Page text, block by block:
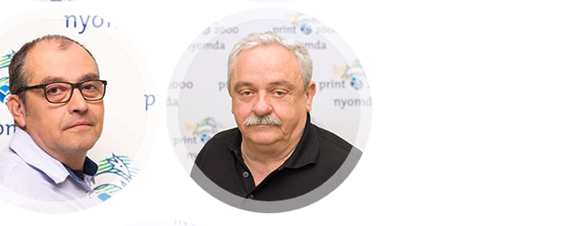
Faragó Tamás
kereskedelmi
ügyintéző
+36 30 713 1280
Kovács Miklós
Festékkonyha vezető
+36 30 303 56 91